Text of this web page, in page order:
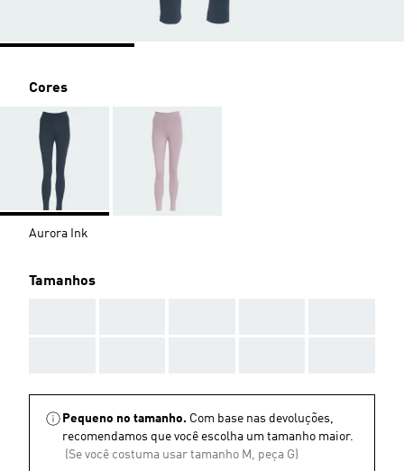
Cores
Aurora Ink
Tamanhos
Pequeno no tamanho. Com base nas devoluções,
recomendamos que você escolha um tamanho maior.
(Se você costuma usar tamanho M, peça G)